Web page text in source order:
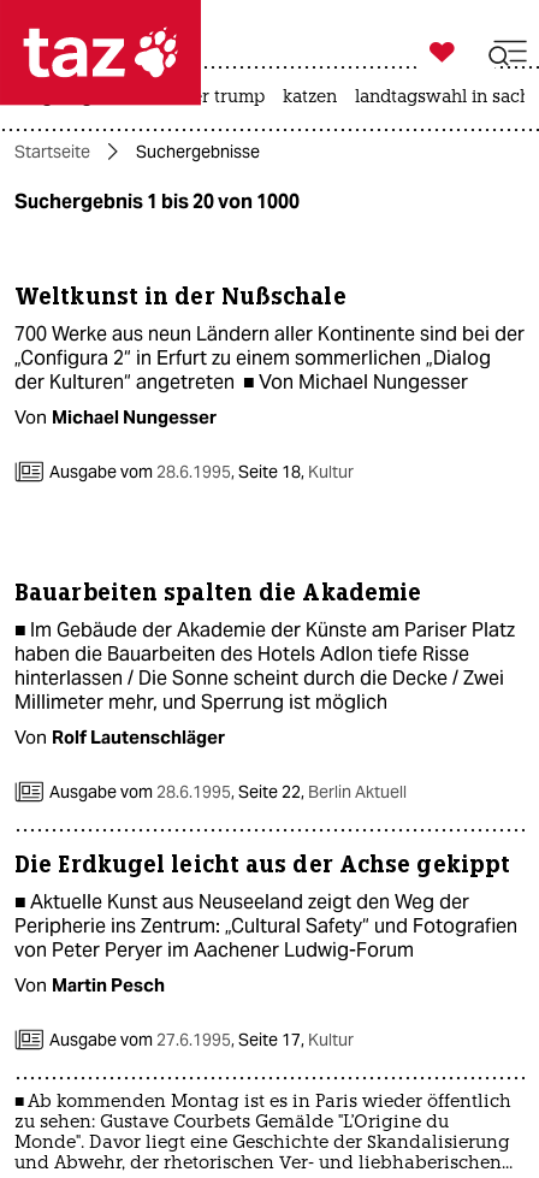
 taz zahl ich
taz zahl ich
themen
öko
gesellschaft
kultur
sport
nord
wahrheit
verlag
verlag
veranstaltungen
fragen & hilfe
unterstützen
abo
genossenschaft
epaper login

taz zahl ich
usa unter trump katzen landtagswahl in
Startseite Suchergebnisse
Suchergebnis 1 bis 20 von 1000
Weltkunst in der Nußschale
700 Werke aus neun Ländern aller Kontinente sind bei der
„Configura 2“ in Erfurt zu einem sommerlichen „Dialog
der Kulturen“ angetreten ■ Von Michael Nungesser
Von Michael Nungesser
Ausgabe vom 28.6.1995,Seite 18, Kultur
Bauarbeiten spalten die Akademie
■ Im Gebäude der Akademie der Künste am Pariser Platz
haben die Bauarbeiten des Hotels Adlon tiefe Risse
hinterlassen / Die Sonne scheint durch die Decke / Zwei
Millimeter mehr, und Sperrung ist möglich
Von Rolf Lautenschläger
Ausgabe vom 28.6.1995,Seite 22, Berlin Aktuell
Die Erdkugel leicht aus der Achse gekippt
■ Aktuelle Kunst aus Neuseeland zeigt den Weg der
Peripherie ins Zentrum: „Cultural Safety“ und Fotografien
von Peter Peryer im Aachener Ludwig-Forum
Von Martin Pesch
Ausgabe vom 27.6.1995,Seite 17, Kultur
■ Ab kommenden Montag ist es in Paris wieder öffentlich
zu sehen: Gustave Courbets Gemälde "L'Origine du
Monde". Davor liegt eine Geschichte der Skandalisierung
und Abwehr, der rhetorischen Ver- und liebhaberischen...